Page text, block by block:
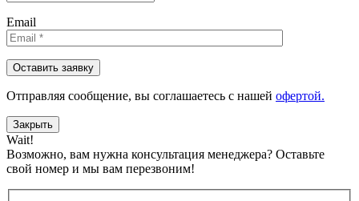
Email
Отправляя сообщениe, вы соглашаетесь с нашей офертой.
Закрыть
Wait!
Возможно, вам нужна консультация менеджера? Оставьте
свой номер и мы вам перезвоним!